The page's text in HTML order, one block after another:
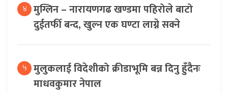
४ मुग्लिन – नारायणगढ खण्डमा पहिरोले बाटो
दुईतर्फी बन्द, खुल्न एक घण्टा लाग्ने सक्ने
५ मुलुकलाई विदेशीको क्रीडाभूमि बन्न दिनु हुँदैनः
माधवकुमार नेपाल